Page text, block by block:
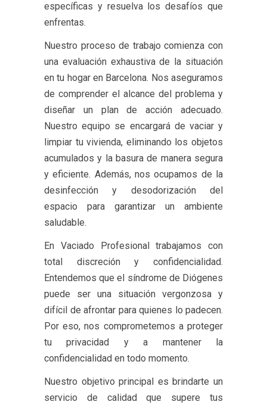
específicas y resuelva los desafíos que
enfrentas.
Nuestro proceso de trabajo comienza con
una evaluación exhaustiva de la situación
en tu hogar en Barcelona. Nos aseguramos
de comprender el alcance del problema y
diseñar un plan de acción adecuado.
Nuestro equipo se encargará de vaciar y
limpiar tu vivienda, eliminando los objetos
acumulados y la basura de manera segura
y eficiente. Además, nos ocupamos de la
desinfección y desodorización del
espacio para garantizar un ambiente
saludable.
En Vaciado Profesional trabajamos con
total discreción y confidencialidad.
Entendemos que el síndrome de Diógenes
puede ser una situación vergonzosa y
difícil de afrontar para quienes lo padecen.
Por eso, nos comprometemos a proteger
tu privacidad y a mantener la
confidencialidad en todo momento.
Nuestro objetivo principal es brindarte un
servicio de calidad que supere tus